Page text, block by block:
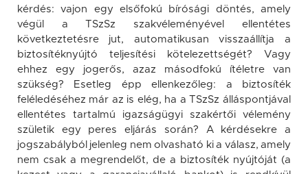
kérdés: vajon egy elsőfokú bírósági döntés, amely
végül a TSzSz szakvéleményével ellentétes
következtetésre jut, automatikusan visszaállítja a
biztosítéknyújtó teljesítési kötelezettségét? Vagy
ehhez egy jogerős, azaz másodfokú ítéletre van
szükség? Esetleg épp ellenkezőleg: a biztosíték
feléledéséhez már az is elég, ha a TSzSz álláspontjával
ellentétes tartalmú igazságügyi szakértői vélemény
születik egy peres eljárás során? A kérdésekre a
jogszabályból jelenleg nem olvasható ki a válasz, amely
nem csak a megrendelőt, de a biztosíték nyújtóját (a